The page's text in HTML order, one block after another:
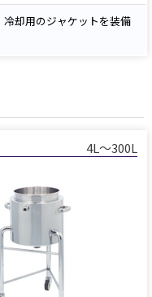
却用のジャケットを装備
4L～300L